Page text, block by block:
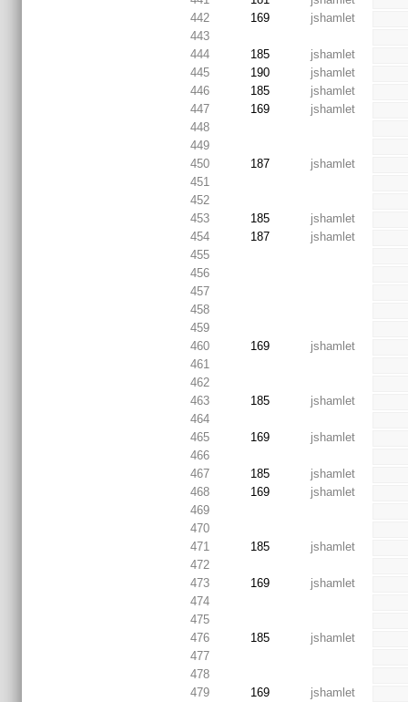
442
169
jshamlet
443
444
185
jshamlet
445
190
jshamlet
446
185
jshamlet
447
169
jshamlet
448
449
450
187
jshamlet
451
452
453
185
jshamlet
454
187
jshamlet
455
456
457
458
459
460
169
jshamlet
461
462
463
185
jshamlet
464
465
169
jshamlet
466
467
185
jshamlet
468
169
jshamlet
469
470
471
185
jshamlet
472
473
169
jshamlet
474
475
476
185
jshamlet
477
478
479
169
jshamlet